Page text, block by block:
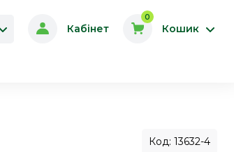
Кабінет
0
Кошик
Код: 13632-4